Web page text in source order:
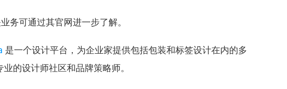
务可通过其官网进一步了解。
是一个设计平台，为企业家提供包括包装和标签设计在内的多
的设计师社区和品牌策略师。